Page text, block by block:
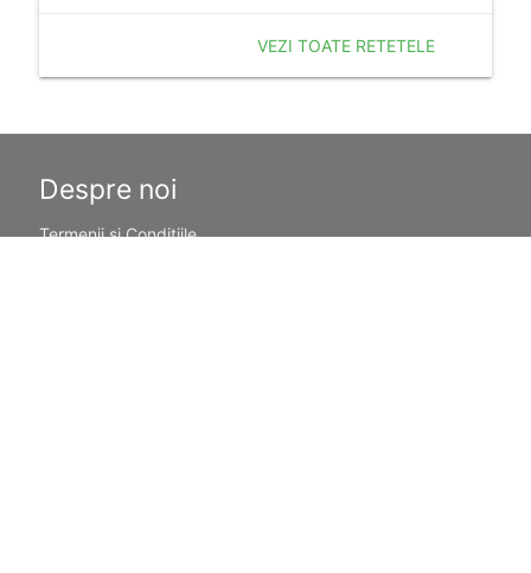
VEZI TOATE RETETELE
Despre noi
Termenii si Conditiile